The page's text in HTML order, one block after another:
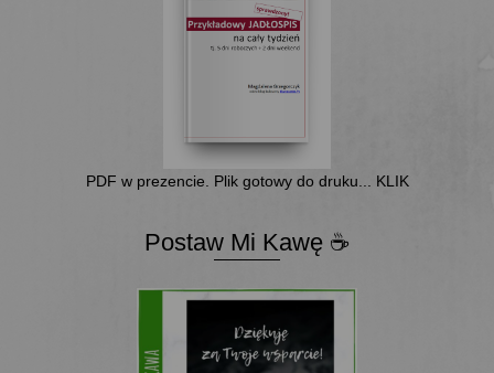
PDF w prezencie. Plik gotowy do druku... KLIK
Postaw Mi Kawę ☕